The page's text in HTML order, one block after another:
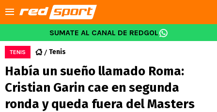
SUMATE AL CANAL DE REDGOL
TENIS Tenis
Había un sueño llamado Roma:
Cristian Garin cae en segunda
ronda y queda fuera del Masters